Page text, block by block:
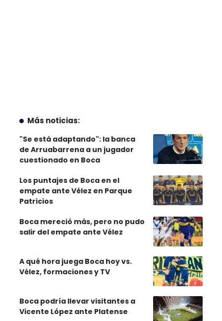
Más noticias:
"Se está adaptando": la banca
de Arruabarrena a un jugador
cuestionado en Boca
Los puntajes de Boca en el
empate ante Vélez en Parque
Patricios
Boca mereció más, pero no pudo
salir del empate ante Vélez
A qué hora juega Boca hoy vs.
Vélez, formaciones y TV
Boca podría llevar visitantes a
Vicente López ante Platense